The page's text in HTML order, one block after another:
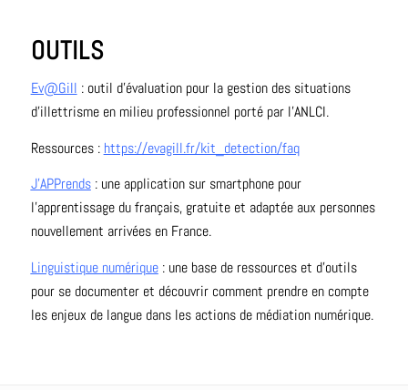
OUTILS
Ev@Gill : outil d’évaluation pour la gestion des situations
d’illettrisme en milieu professionnel porté par l’ANLCI.
Ressources : https://evagill.fr/kit_detection/faq
J’APPrends: une application sur smartphone pour
l’apprentissage du français, gratuite et adaptée aux personnes
nouvellement arrivées en France.
Linguistique numérique: une base de ressources et d’outils
pour se documenter et découvrir comment prendre en compte
les enjeux de langue dans les actions de médiation numérique.